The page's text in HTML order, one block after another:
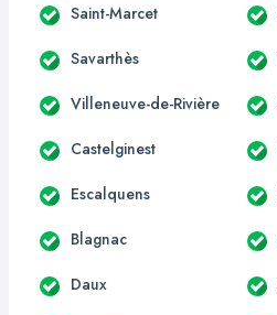
Saint-Marcet
Savarthès
Villeneuve-de-Rivière
Castelginest
Escalquens
Blagnac
Daux